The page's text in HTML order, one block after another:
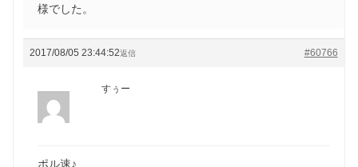
様でした。
2017/08/05 23:44:52 #60766
返信
すぅー
ポル速♪